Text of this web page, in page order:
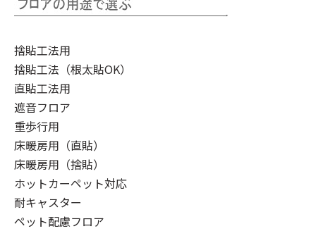
捨貼工法用
捨貼工法（根太貼OK）
直貼工法用
遮音フロア
重歩行用
床暖房用（直貼）
床暖房用（捨貼）
ホットカーペット対応
耐キャスター
ペット配慮フロア